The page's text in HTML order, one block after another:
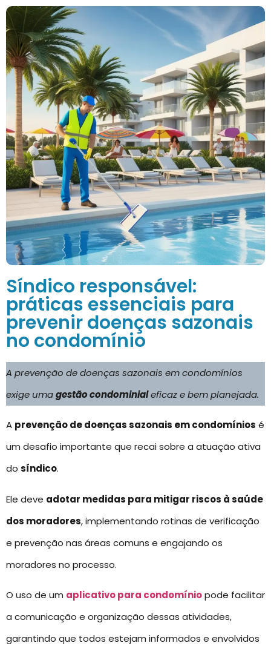
Síndico responsável:
práticas essenciais para
prevenir doenças sazonais
no condomínio
A prevenção de doenças sazonais em condomínios
exige umagestão condominialeficaz e bem planejada.
A prevenção de doenças sazonais em condomínios é
um desafio importante que recai sobre a atuação ativa
do síndico.
Ele deve adotar medidas para mitigar riscos à saúde
dos moradores, implementando rotinas de verificação
e prevenção nas áreas comuns e engajando os
moradores no processo.
O uso de um aplicativo para condomíniopode facilitar
a comunicação e organização dessas atividades,
garantindo que todos estejam informados e envolvidos